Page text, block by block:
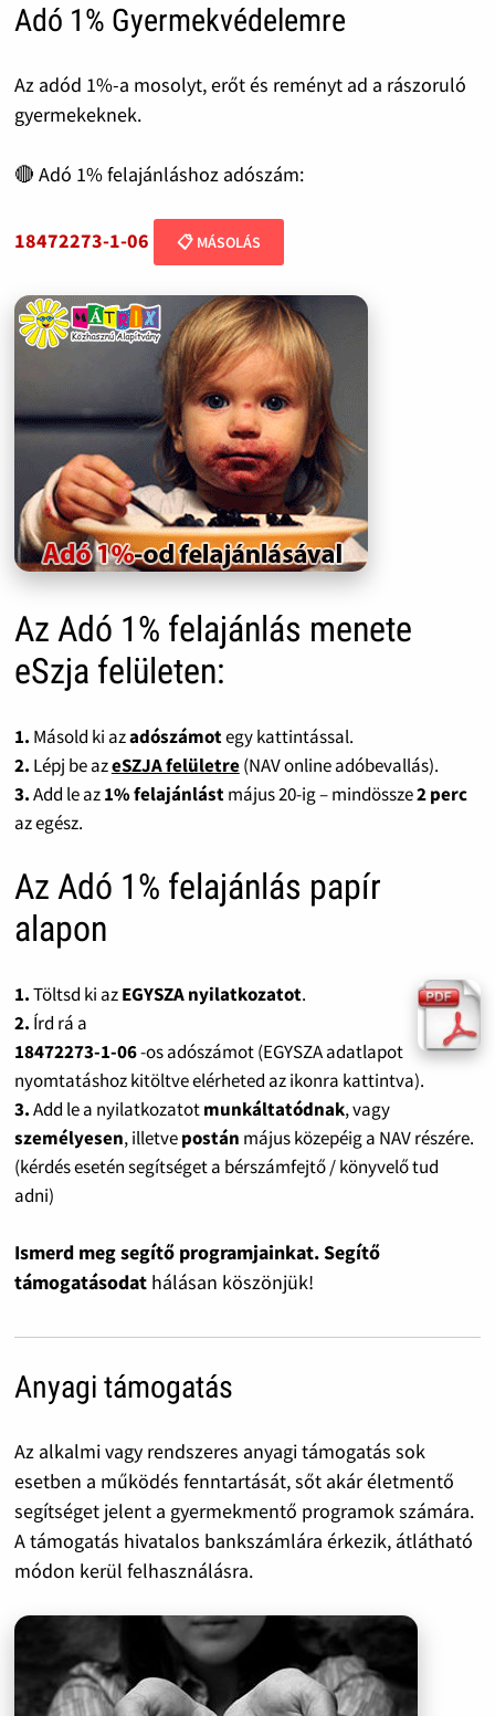
Adó 1% Gyermekvédelemre
Az adód 1%-a mosolyt, erőt és reményt ad a rászoruló
gyermekeknek.
🔴 Adó 1% felajánláshoz adószám:
18472273-1-06 📋 MÁSOLÁS
Az Adó 1% felajánlás menete
eSzja felületen:
1. Másold ki azadószámotegy kattintással.
2. Lépj be azeSZJA felületre(NAV online adóbevallás).
3.Add le az1% felajánlástmájus 20-ig – mindössze2 perc
az egész.
Az Adó 1% felajánlás papír
alapon
1.Töltsd ki azEGYSZA nyilatkozatot.
2. Írd rá a
18472273-1-06-os adószámot (EGYSZA adatlapot
nyomtatáshoz kitöltve elérheted az ikonra kattintva).
3.Add le a nyilatkozatotmunkáltatódnak, vagy
személyesen, illetvepostán május közepéig a NAV részére.
(kérdés esetén segítséget a bérszámfejtő / könyvelő tud
adni)
Ismerd meg segítő programjainkat. Segítő
támogatásodat hálásan köszönjük!
Anyagi támogatás
Az alkalmi vagy rendszeres anyagi támogatás sok
esetben a működés fenntartását, sőt akár életmentő
segítséget jelent a gyermekmentő programok számára.
A támogatás hivatalos bankszámlára érkezik, átlátható
módon kerül felhasználásra.